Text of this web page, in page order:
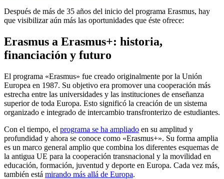
Después de más de 35 años del inicio del programa Erasmus, hay
que visibilizar aún más las oportunidades que éste ofrece:
Erasmus a Erasmus+: historia,
financiación y futuro
El programa «Erasmus» fue creado originalmente por la Unión
Europea en 1987. Su objetivo era promover una cooperación más
estrecha entre las universidades y las instituciones de enseñanza
superior de toda Europa. Esto significó la creación de un sistema
organizado e integrado de intercambio transfronterizo de estudiantes.
Con el tiempo, el programa se ha ampliado en su amplitud y
profundidad y ahora se conoce como «Erasmus+». Su forma amplia
es un marco general amplio que combina los diferentes esquemas de
la antigua UE para la cooperación transnacional y la movilidad en
educación, formación, juventud y deporte en Europa. Cada vez más,
también está mirando más allá de Europa.